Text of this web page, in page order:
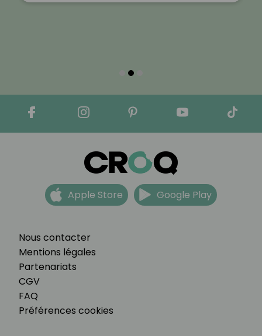
Nous contacter
Mentions légales
Partenariats
CGV
FAQ
Préférences cookies
Apple Store Google Play